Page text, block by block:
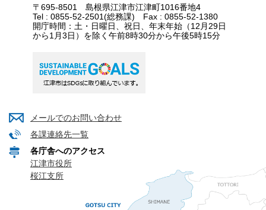
〒695-8501 島根県江津市江津町1016番地4
Tel : 0855-52-2501(総務課) Fax : 0855-52-1380
開庁時間：土・日曜日、祝日、年末年始（12月29日
から1月3日）を除く午前8時30分から午後5時15分
メールでのお問い合わせ
各課連絡先一覧
各庁舎へのアクセス
江津市役所
桜江支所